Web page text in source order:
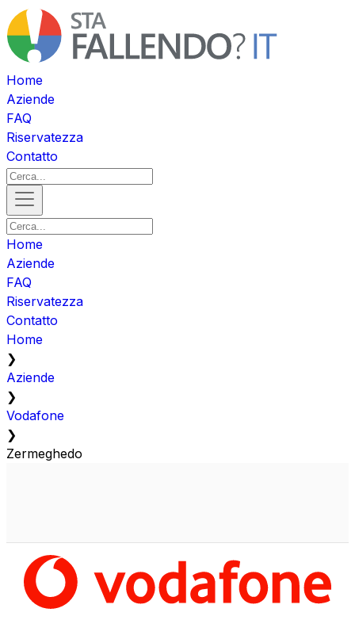
Home
Aziende
FAQ
Riservatezza
Contatto
Home
Aziende
FAQ
Riservatezza
Contatto
Home
❯
Aziende
❯
Vodafone
❯
Zermeghedo